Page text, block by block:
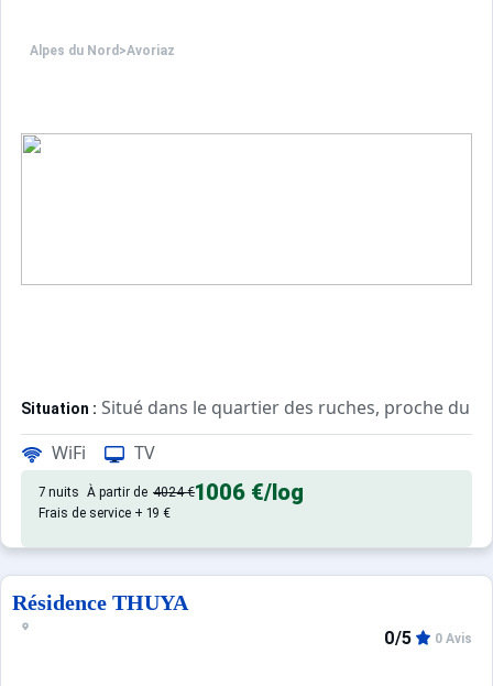
Alpes du Nord >Avoriaz
Situation : Situé dans le quartier des ruches, proche du
Appartement de particulier :
WiFi TV
7 nuits À partir de 4024 €1006 €/log
Frais de service + 19 €
Résidence THUYA
0/5 0 Avis